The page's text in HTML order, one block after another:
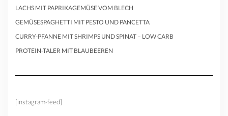
LACHS MIT PAPRIKAGEMÜSE VOM BLECH
GEMÜSESPAGHETTI MIT PESTO UND PANCETTA
CURRY-PFANNE MIT SHRIMPS UND SPINAT – LOW CARB
PROTEIN-TALER MIT BLAUBEEREN
[instagram-feed]